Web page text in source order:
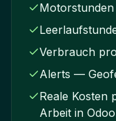
Verbrauch
Alerts —
Reale Kosten
Arbeit in Odoo